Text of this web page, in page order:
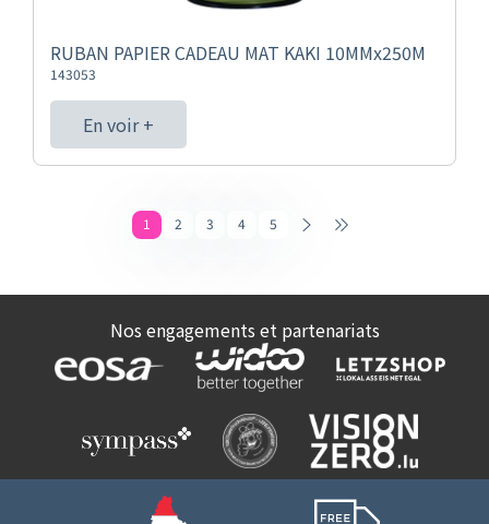
RUBAN PAPIER CADEAU MAT KAKI 10MMx250M
143053
En voir +
1 2 3 4 5
Nos engagements et partenariats